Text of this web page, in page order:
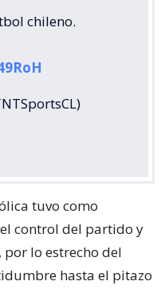
chileno.
tuvo como
control del partido y
lo estrecho del
hasta el pitazo